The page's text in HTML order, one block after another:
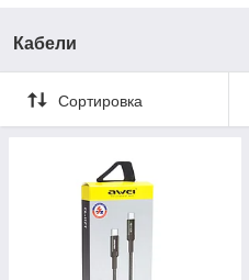
Кабели
Сортировка